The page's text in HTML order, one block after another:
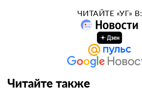
ЧИТАЙТЕ «УГ» В:
Читайте также